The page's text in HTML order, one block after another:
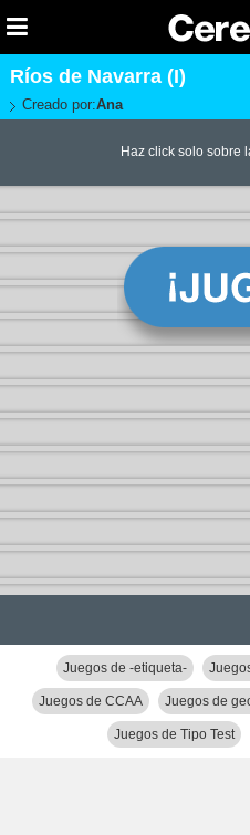
Ríos de Navarra (I)
Creado por:Ana
Haz click solo sobre
Juegos de -etiqueta-
Juegos de CCAA Juegos de
Juegos de Tipo Test